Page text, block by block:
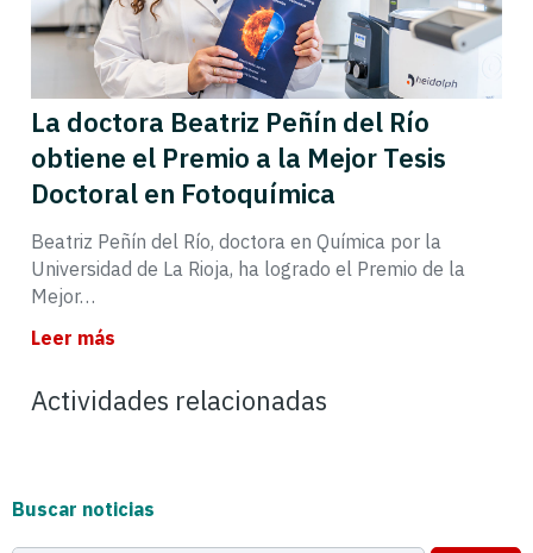
La doctora Beatriz Peñín del Río
obtiene el Premio a la Mejor Tesis
Doctoral en Fotoquímica
Beatriz Peñín del Río, doctora en Química por la
Universidad de La Rioja, ha logrado el Premio de la
Mejor…
Leer más
Actividades relacionadas
Buscar noticias